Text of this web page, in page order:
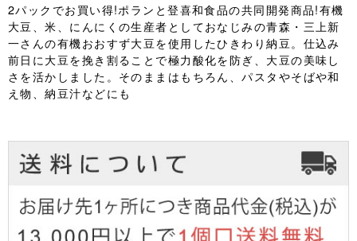
2パックでお買い得!ポランと登喜和食品の共同開発商品!有機
大豆、米、にんにくの生産者としておなじみの青森・三上新
一さんの有機おおすず大豆を使用したひきわり納豆。仕込み
前日に大豆を挽き割ることで極力酸化を防ぎ、大豆の美味し
さを活かしました。そのままはもちろん、パスタやそばや和
え物、納豆汁などにも